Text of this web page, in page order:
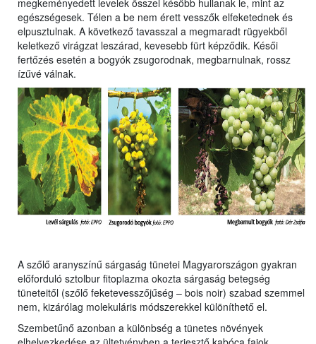
egészségesek. Télen a be nem érett vesszők elfeketednek és
elpusztulnak. A következő tavasszal a megmaradt rügyekből
keletkező virágzat leszárad, kevesebb fürt képződik. Késői
fertőzés esetén a bogyók zsugorodnak, megbarnulnak, rossz
ízűvé válnak.
A szőlő aranyszínű sárgaság tünetei Magyarországon gyakran
előforduló sztolbur fitoplazma okozta sárgaság betegség
tüneteitől (szőlő feketevesszőjűség – bois noir) szabad szemmel
nem, kizárólag molekuláris módszerekkel különíthető el.
Szembetűnő azonban a különbség a tünetes növények